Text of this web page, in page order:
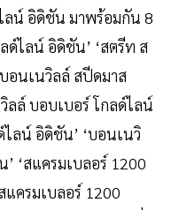
ลน์ อิดิชัน มาพร้อมกัน 8
ด์ไลน์ อิดิชัน’ ‘สตรีท ส
อนเนวิลล์ สปีดมาส
ลล์ บอบเบอร์ โกลด์ไลน์
ลน์ อิดิชัน’ ‘บอนเนวิ
‘สแครมเบลอร์ 1200
แครมเบลอร์ 1200